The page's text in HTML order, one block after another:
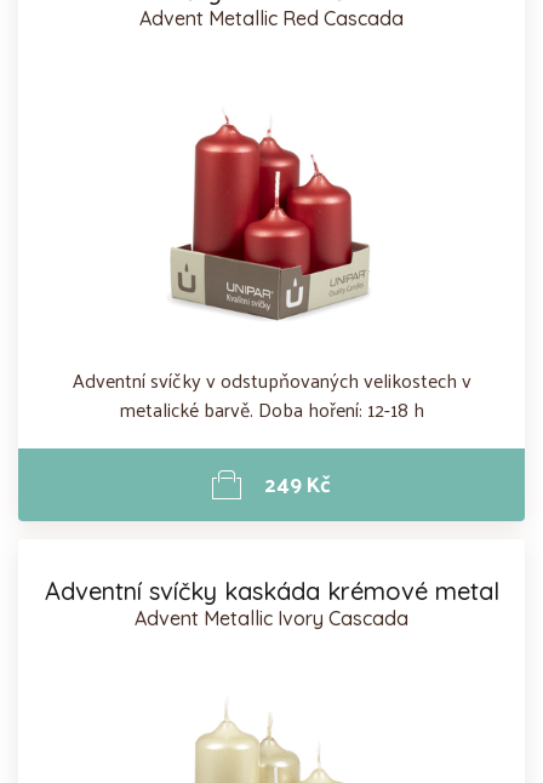
Advent Metallic Red Cascada
Adventní svíčky v odstupňovaných velikostech v
metalické barvě. Doba hoření: 12-18 h
249 Kč
Adventní svíčky kaskáda krémové metal
Advent Metallic Ivory Cascada